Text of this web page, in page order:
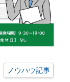
ノウハウ記事